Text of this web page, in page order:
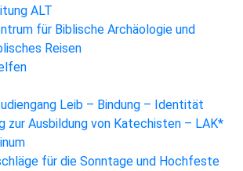
ALT
für Biblische Archäologie und
Reisen
Leib – Bindung – Identität
zur Ausbildung von Katechisten – LAK*
für die Sonntage und Hochfeste